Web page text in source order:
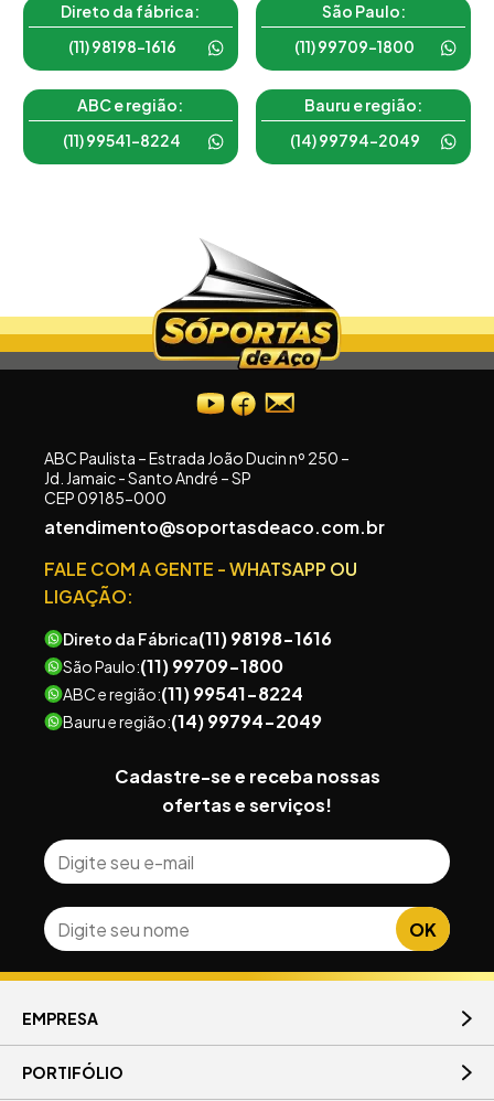
Direto da fábrica:
(11) 98198-1616
São Paulo:
(11) 99709-1800
ABC e região:
(11) 99541-8224
Bauru e região:
(14) 99794-2049
ABC Paulista – Estrada João Ducin nº 250 –
Jd. Jamaic - Santo André – SP
CEP 09185-000
atendimento@soportasdeaco.com.br
FALE COM A GENTE - WHATSAPP OU
LIGAÇÃO:
(11) 98198-1616
São Paulo:(11) 99709-1800
ABC e região:(11) 99541-8224
Bauru e região:(14) 99794-2049
EMPRESA
PORTIFÓLIO